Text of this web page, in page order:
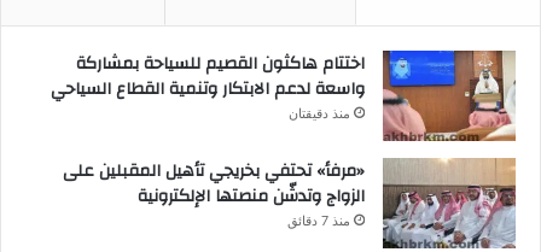
اختتام هاكثون القصيم للسياحة بمشاركة
واسعة لدعم الابتكار وتنمية القطاع السياحي
منذ دقيقتان
«مرفأ» تحتفي بخريجي تأهيل المقبلين على
الزواج وتدشّن منصتها الإلكترونية
منذ 7 دقائق